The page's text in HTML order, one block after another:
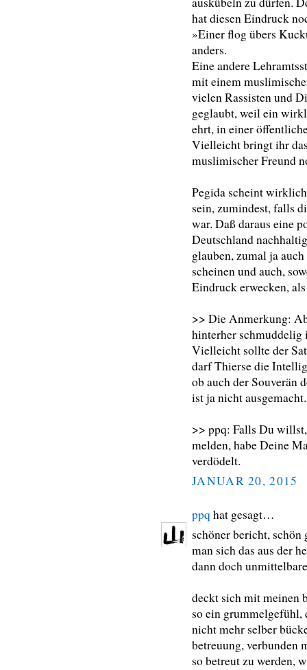
hat diesen Eindruck
»Einer flog übers
anders.
Eine andere
mit einem
vielen Rassisten und
geglaubt, weil ein
ehrt, in einer
Vielleicht bringt ihr
muslimischer Freund
Pegida scheint
sein, zumindest, falls
war. Daß daraus eine
Deutschland
glauben, zumal ja
scheinen und auch,
Eindruck erwecken,
>> Die Anmerkung:
hinterher schmuddelig
Vielleicht sollte der
darf Thierse die
ob auch der Souverän
ist ja nicht
>> ppq: Falls Du
melden, habe Deine
verdödelt.
JANUAR 20, 2015
ppq hat gesagt…
schöner bericht, schön
man sich das aus der
dann doch
deckt sich mit meinen
so ein grummelgefühl,
nicht mehr selber
betreuung, verbunden
so betreut zu werden,